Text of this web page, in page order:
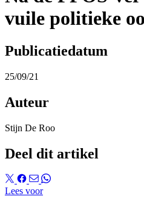
vuile politieke
Publicatiedatum
25/09/21
Auteur
Stijn De Roo
Deel dit artikel
Lees voor